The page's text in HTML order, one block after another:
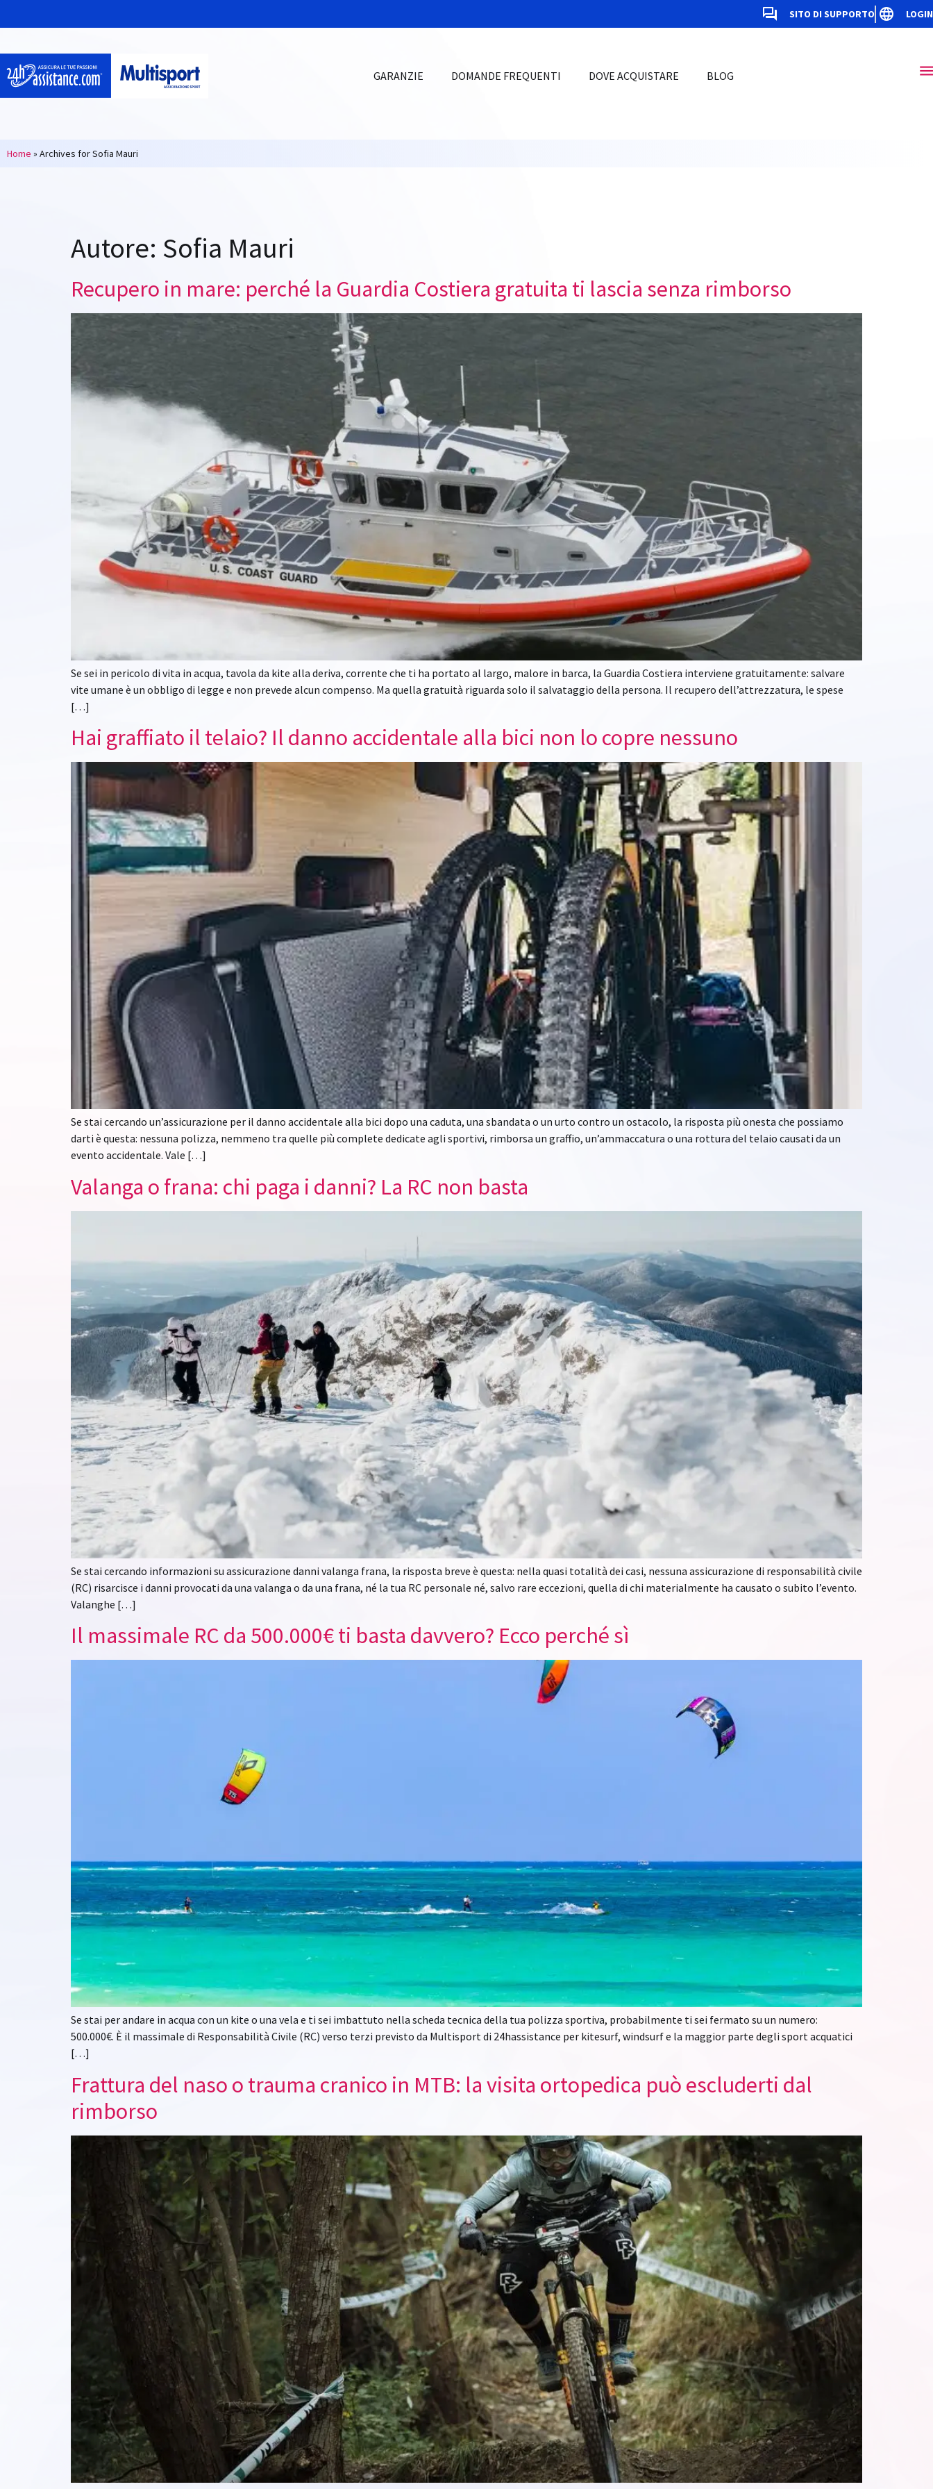
SITO DI SUPPORTO LOGIN
GARANZIE DOMANDE FREQUENTI DOVE ACQUISTARE BLOG
Home » Archives for Sofia Mauri
Autore: Sofia Mauri
Recupero in mare: perché la Guardia Costiera gratuita ti lascia senza rimborso
Se sei in pericolo di vita in acqua, tavola da kite alla deriva, corrente che ti ha portato al largo, malore in barca, la Guardia Costiera interviene gratuitamente: salvare
vite umane è un obbligo di legge e non prevede alcun compenso. Ma quella gratuità riguarda solo il salvataggio della persona. Il recupero dell’attrezzatura, le spese
[…]
Hai graffiato il telaio? Il danno accidentale alla bici non lo copre nessuno
Se stai cercando un’assicurazione per il danno accidentale alla bici dopo una caduta, una sbandata o un urto contro un ostacolo, la risposta più onesta che possiamo
darti è questa: nessuna polizza, nemmeno tra quelle più complete dedicate agli sportivi, rimborsa un graffio, un’ammaccatura o una rottura del telaio causati da un
evento accidentale. Vale […]
Valanga o frana: chi paga i danni? La RC non basta
Se stai cercando informazioni su assicurazione danni valanga frana, la risposta breve è questa: nella quasi totalità dei casi, nessuna assicurazione di responsabilità civile
(RC) risarcisce i danni provocati da una valanga o da una frana, né la tua RC personale né, salvo rare eccezioni, quella di chi materialmente ha causato o subito l’evento.
Valanghe […]
Il massimale RC da 500.000€ ti basta davvero? Ecco perché sì
Se stai per andare in acqua con un kite o una vela e ti sei imbattuto nella scheda tecnica della tua polizza sportiva, probabilmente ti sei fermato su un numero:
500.000€. È il massimale di Responsabilità Civile (RC) verso terzi previsto da Multisport di 24hassistance per kitesurf, windsurf e la maggior parte degli sport acquatici
[…]
Frattura del naso o trauma cranico in MTB: la visita ortopedica può escluderti dal
rimborso